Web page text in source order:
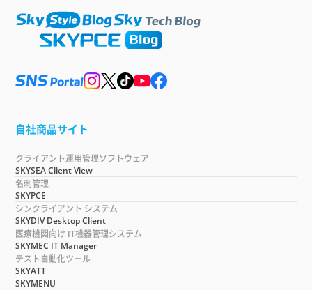
自社商品サイト
クライアント運用管理ソフトウェア
SKYSEA Client View
名刺管理
SKYPCE
シンクライアント システム
SKYDIV Desktop Client
医療機関向け IT機器管理システム
SKYMEC IT Manager
テスト自動化ツール
SKYATT
SKYMENU